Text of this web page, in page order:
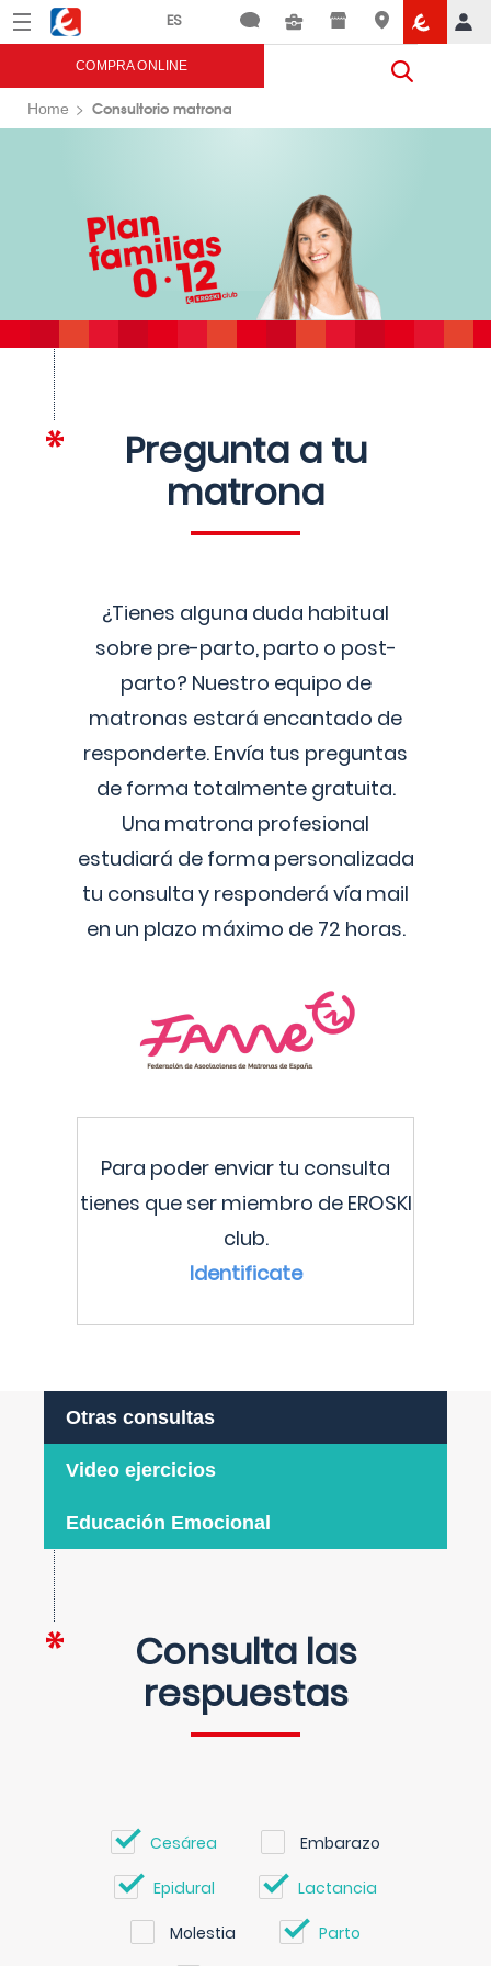
Menú Eroski
COMPRA ONLINE
Home Consultorio matrona
Pregunta a tu
matrona
¿Tienes alguna duda habitual
sobre pre-parto, parto o post-
parto? Nuestro equipo de
matronas estará encantado de
responderte. Envía tus preguntas
de forma totalmente gratuita.
Una matrona profesional
estudiará de forma personalizada
tu consulta y responderá vía mail
en un plazo máximo de 72 horas.
Para poder enviar tu consulta
tienes que ser miembro de EROSKI
club.
Identificate
Otras consultas
Video ejercicios
Educación Emocional
Consulta las
respuestas
Cesárea Embarazo
Epidural Lactancia
Molestia Parto